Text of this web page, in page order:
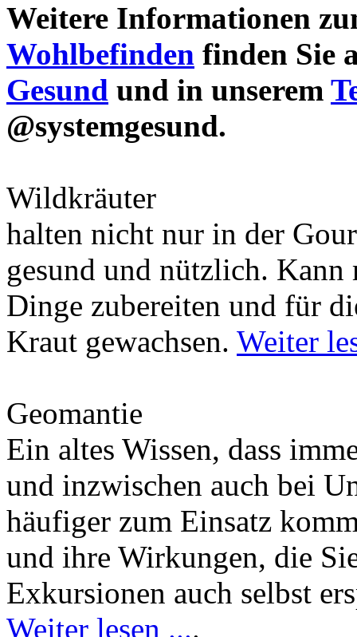
Weitere Informationen
Wohlbefinden finden Sie
Gesund und in unserem
@systemgesund.
Wildkräuter
halten nicht nur in der
gesund und nützlich.
Dinge zubereiten und für
Kraut gewachsen. Weiter
Geomantie
Ein altes Wissen, dass
und inzwischen auch bei
häufiger zum Einsatz
und ihre Wirkungen, die
Exkursionen auch selbst
Weiter lesen ....